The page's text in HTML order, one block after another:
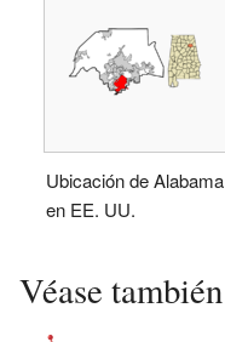
Ubicación de Alabama
en EE. UU.
Véase también